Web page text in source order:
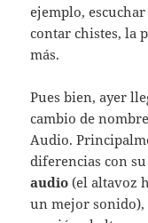
ejemplo,
contar chistes, la
más.
Pues bien, ayer
cambio de
Audio.
diferencias con
audio (el altavoz
un mejor sonido),